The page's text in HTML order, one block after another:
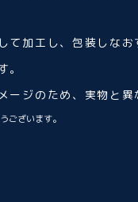
て加工し、包装しなお
。
ジのため、実物と異
ございます。